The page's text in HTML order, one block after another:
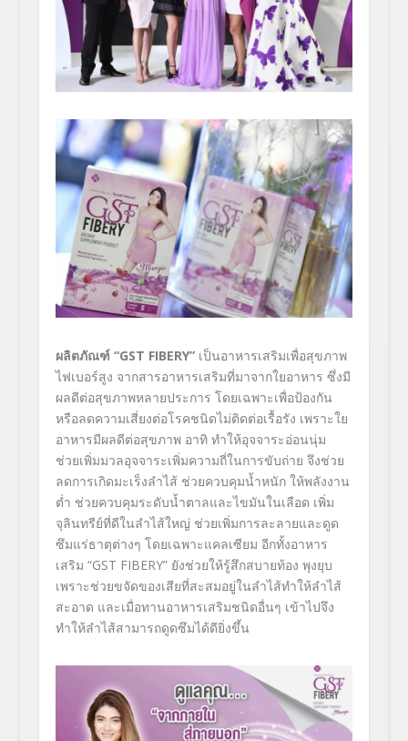
ผลิตภัณฑ์ “GST FIBERY”เป็นอาหารเสริมเพื่อสุขภาพ
ไฟเบอร์สูง จากสารอาหารเสริมที่มาจากใยอาหาร ซึ่งมี
ผลดีต่อสุขภาพหลายประการ โดยเฉพาะเพื่อป้องกัน
หรือลดความเสี่ยงต่อโรคชนิดไม่ติดต่อเรื้อรัง เพราะใย
อาหารมีผลดีต่อสุขภาพ อาทิ ทำให้อุจจาระอ่อนนุ่ม
ช่วยเพิ่มมวลอุจจาระเพิ่มความถี่ในการขับถ่าย จึงช่วย
ลดการเกิดมะเร็งลำไส้ ช่วยควบคุมน้ำหนัก ให้พลังงาน
ต่ำ ช่วยควบคุมระดับน้ำตาลและไขมันในเลือด เพิ่ม
จุลินทรีย์ที่ดีในลำไส้ใหญ่ ช่วยเพิ่มการละลายและดูด
ซึมแร่ธาตุต่างๆ โดยเฉพาะแคลเซียม อีกทั้งอาหาร
เสริม “GST FIBERY” ยังช่วยให้รู้สึกสบายท้อง พุงยุบ
เพราะช่วยขจัดของเสียที่สะสมอยู่ในลำไส้ทำให้ลำไส้
สะอาด และเมื่อทานอาหารเสริมชนิดอื่นๆ เข้าไปจึง
ทำให้ลำไส้สามารถดูดซึมได้ดียิ่งขึ้น